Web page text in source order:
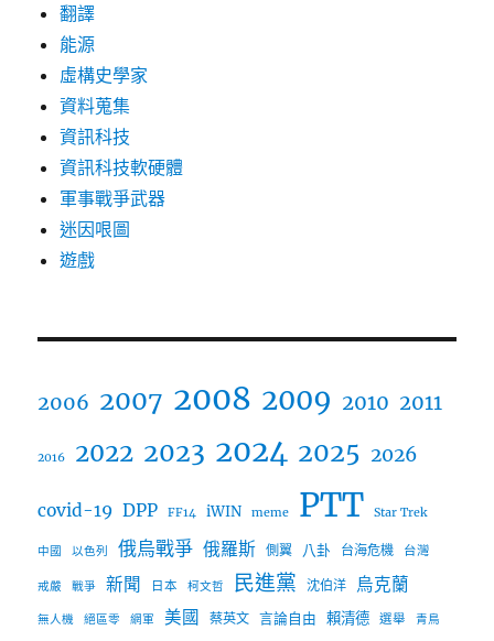
翻譯
能源
虛構史學家
資料蒐集
資訊科技
資訊科技軟硬體
軍事戰爭武器
迷因哏圖
遊戲
2006 2007 2008 2009 2010 2011
2016 2022 2023 2024 2025 2026
covid-19 DPP FF14 iWIN meme PTT Star Trek
中國 以色列 俄烏戰爭 俄羅斯 側翼 八卦 台海危機 台灣
戒嚴 戰爭 新聞 日本 柯文哲 民進黨 沈伯洋 烏克蘭
無人機 絕區零 網軍 美國 蔡英文 言論自由 賴清德 選舉 青鳥